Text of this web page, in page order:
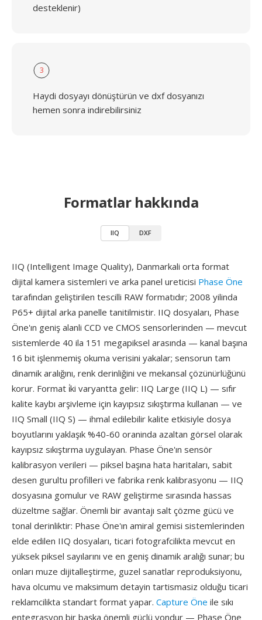
desteklenir)
3
Haydi dosyayı dönüştürün ve dxf dosyanızı
hemen sonra indirebilirsiniz
Formatlar hakkında
IIQ DXF
IIQ (Intelligent Image Quality), Danmarkali orta format
dijital kamera sistemleri ve arka panel ureticisi Phase Öne
tarafından geliştirilen tescilli RAW formatıdır; 2008 yilinda
P65+ dijital arka panelle tanitilmistir. IIQ dosyaları, Phase
Öne'ın geniş alanli CCD ve CMOS sensorlerinden — mevcut
sistemlerde 40 ila 151 megapiksel arasında — kanal başına
16 bit işlenmemiş okuma verisini yakalar; sensorun tam
dinamik aralığını, renk derinliğini ve mekansal çözünürlüğünü
korur. Format i̇ki varyantta gelir: IIQ Large (IIQ L) — sıfır
kalite kaybı arşivleme için kayıpsız sıkıştırma kullanan — ve
IIQ Small (IIQ S) — ihmal edilebilir kalite etkisiyle dosya
boyutlarını yaklaşık %40-60 oraninda azaltan görsel olarak
kayıpsız sıkıştırma uygulayan. Phase Öne'ın sensör
kalibrasyon verileri — piksel başına hata haritaları, sabit
desen gurultu profilleri ve fabrika renk kalibrasyonu — IIQ
dosyasına gomulur ve RAW geliştirme sırasında hassas
düzeltme sağlar. Önemli bir avantajı salt çözme gücü ve
tonal derinliktir: Phase Öne'ın amiral gemisi sistemlerinden
elde edilen IIQ dosyaları, ticari fotografcilikta mevcut en
yüksek piksel sayılarını ve en geniş dinamik aralığı sunar; bu
onları muze dijitalleştirme, guzel sanatlar reproduksiyonu,
hava olcumu ve maksimum detayin tartismasiz olduğu ticari
reklamcilikta standart format yapar. Capture Öne ile sıkı
entegrasyon bir başka önemli güçlü yondur — Phase Öne